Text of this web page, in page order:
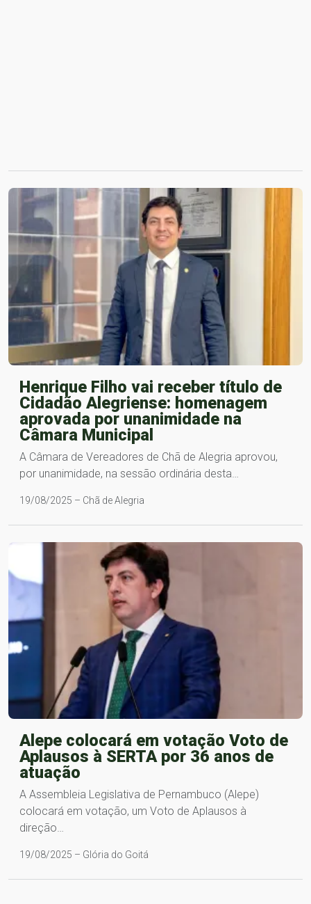
Henrique Filho vai receber título de
Cidadão Alegriense: homenagem
aprovada por unanimidade na
Câmara Municipal
A Câmara de Vereadores de Chã de Alegria aprovou,
por unanimidade, na sessão ordinária desta…
19/08/2025 – Chã de Alegria
Alepe colocará em votação Voto de
Aplausos à SERTA por 36 anos de
atuação
A Assembleia Legislativa de Pernambuco (Alepe)
colocará em votação, um Voto de Aplausos à
direção…
19/08/2025 – Glória do Goitá